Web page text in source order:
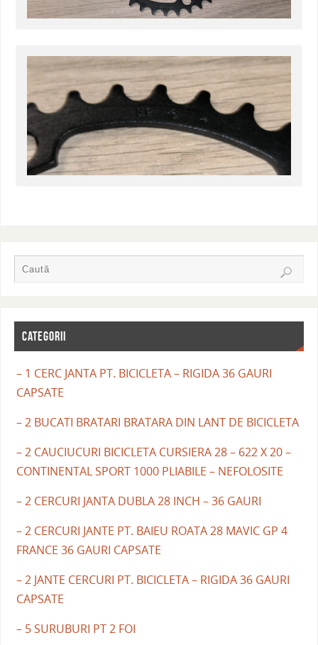
CATEGORII
– 1 CERC JANTA PT. BICICLETA – RIGIDA 36 GAURI
CAPSATE
– 2 BUCATI BRATARI BRATARA DIN LANT DE BICICLETA
– 2 CAUCIUCURI BICICLETA CURSIERA 28 – 622 X 20 –
CONTINENTAL SPORT 1000 PLIABILE – NEFOLOSITE
– 2 CERCURI JANTA DUBLA 28 INCH – 36 GAURI
– 2 CERCURI JANTE PT. BAIEU ROATA 28 MAVIC GP 4
FRANCE 36 GAURI CAPSATE
– 2 JANTE CERCURI PT. BICICLETA – RIGIDA 36 GAURI
CAPSATE
– 5 SURUBURI PT 2 FOI